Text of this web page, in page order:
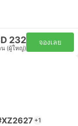
232
(ผู้ใหญ่)
จองเลย
+1